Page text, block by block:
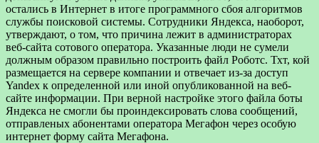
остались в Интернет в итоге программного сбоя алгоритмов
службы поисковой системы. Сотрудники Яндекса, наоборот,
утверждают, о том, что причина лежит в администраторах
веб-сайта сотового оператора. Указанные люди не сумели
должным образом правильно построить файл Роботс. Тхт, кой
размещается на сервере компании и отвечает из-за доступ
Yandex к определенной или иной опубликованной на веб-
сайте информации. При верной настройке этого файла боты
Яндекса не смогли бы проиндексировать слова сообщений,
отправленых абонентами оператора Мегафон через особую
интернет форму сайта Мегафона.